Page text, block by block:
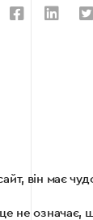
він має
не означає,